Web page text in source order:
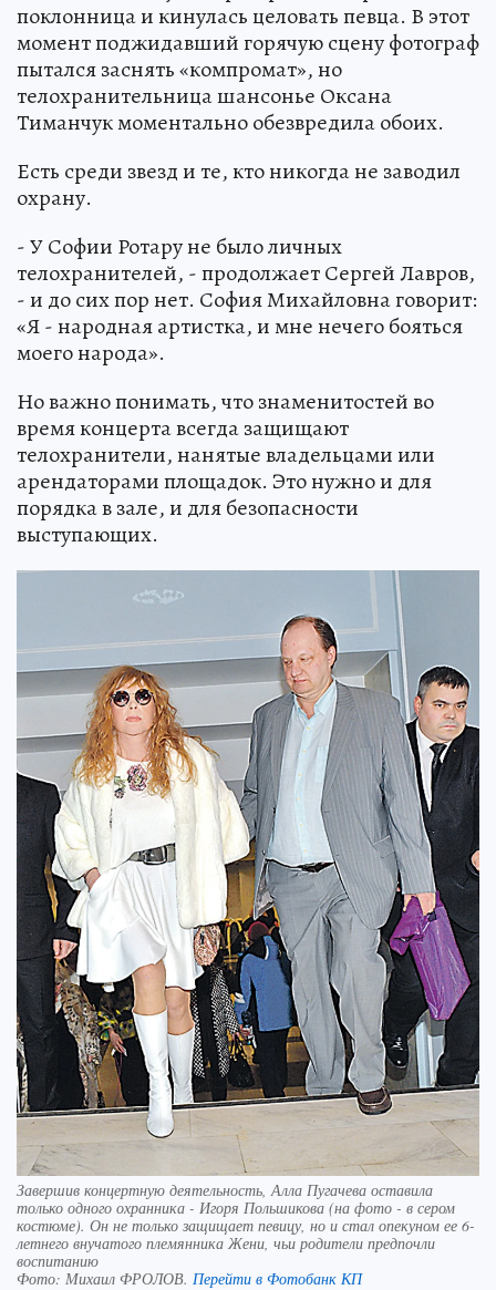
поклонница и кинулась целовать певца. В этот
момент поджидавший горячую сцену фотограф
пытался заснять «компромат», но
телохранительница шансонье Оксана
Тиманчук моментально обезвредила обоих.
Есть среди звезд и те, кто никогда не заводил
охрану.
- У Софии Ротару не было личных
телохранителей, - продолжает Сергей Лавров,
- и до сих пор нет. София Михайловна говорит:
«Я - народная артистка, и мне нечего бояться
моего народа».
Но важно понимать, что знаменитостей во
время концерта всегда защищают
телохранители, нанятые владельцами или
арендаторами площадок. Это нужно и для
порядка в зале, и для безопасности
выступающих.
Завершив концертную деятельность, Алла Пугачева оставила
только одного охранника - Игоря Польшикова (на фото - в сером
костюме). Он не только защищает певицу, но и стал опекуном ее 6-
летнего внучатого племянника Жени, чьи родители предпочли
воспитанию
Фото: Михаил ФРОЛОВ. Перейти в Фотобанк КП